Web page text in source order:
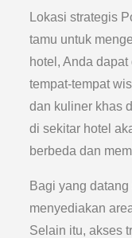
Lokasi strategis
tamu untuk
hotel, Anda
tempat-tempat
dan kuliner khas
di sekitar hotel
berbeda dan
Bagi yang
menyediakan
Selain itu, akses